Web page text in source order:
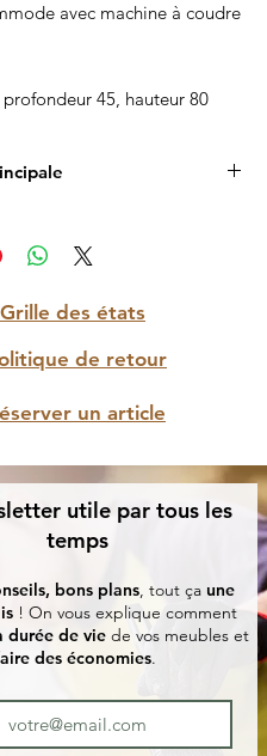
avec machine à coudre
45, hauteur 80
Grille des états
de retour
un article
utile par tous les
temps
bons plans, tout ça une
! On vous explique comment
durée de vie de vos meubles et
des économies.